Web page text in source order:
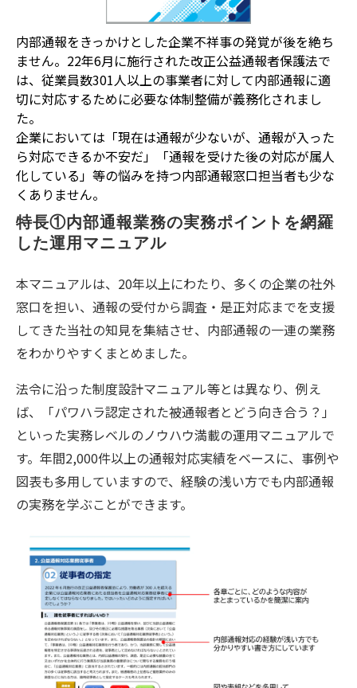
内部通報をきっかけとした企業不祥事の発覚が後を絶ち
ません。22年6月に施行された改正公益通報者保護法で
は、従業員数301人以上の事業者に対して内部通報に適
切に対応するために必要な体制整備が義務化されまし
た。
企業においては「現在は通報が少ないが、通報が入った
ら対応できるか不安だ」「通報を受けた後の対応が属人
化している」等の悩みを持つ内部通報窓口担当者も少な
くありません。
特長①内部通報業務の実務ポイントを網羅
した運用マニュアル
本マニュアルは、20年以上にわたり、多くの企業の社外
窓口を担い、通報の受付から調査・是正対応までを支援
してきた当社の知見を集結させ、 内部通報の一連の業務
をわかりやすくまとめました。
法令に沿った制度設計マニュアル等とは異なり、例え
ば、「パワハラ認定された被通報者とどう向き合う？」
といった実務レベルのノウハウ満載の運用マニュアルで
す。年間2,000件以上の通報対応実績をベースに、事例や
図表も多用していますので、経験の浅い方でも内部通報
の実務を学ぶことができます。